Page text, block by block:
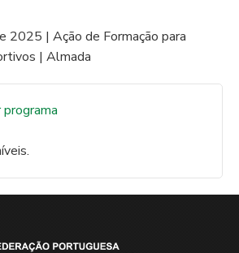
2025 | Ação de Formação para
| Almada
programa